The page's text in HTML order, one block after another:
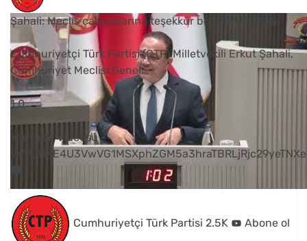
Şahali: Meclis çalışanlarına teşekkür borcumuz vardır
Cumhuriyetçi Türk Partisi (CTP) Milletvekili Erkut Şahali,
Cumhuriyet Meclisi Genel...
1 0
YouTube Videosu
Cumhuriyetçi Türk Partisi 2.5K Abone ol